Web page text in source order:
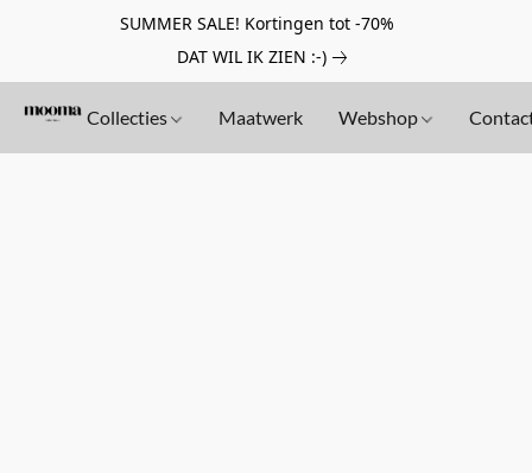
SUMMER SALE! Kortingen tot -70%
DAT WIL IK ZIEN :-)
Collecties Maatwerk Webshop